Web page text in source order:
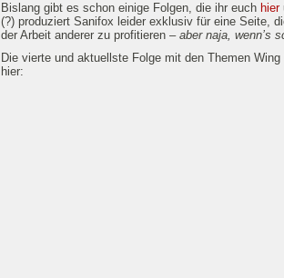
Bislang gibt es schon einige Folgen, die ihr euch hier
(?) produziert Sanifox leider exklusiv für eine Seite,
der Arbeit anderer zu profitieren –aber naja, wenn’s
Die vierte und aktuellste Folge mit den Themen
hier: